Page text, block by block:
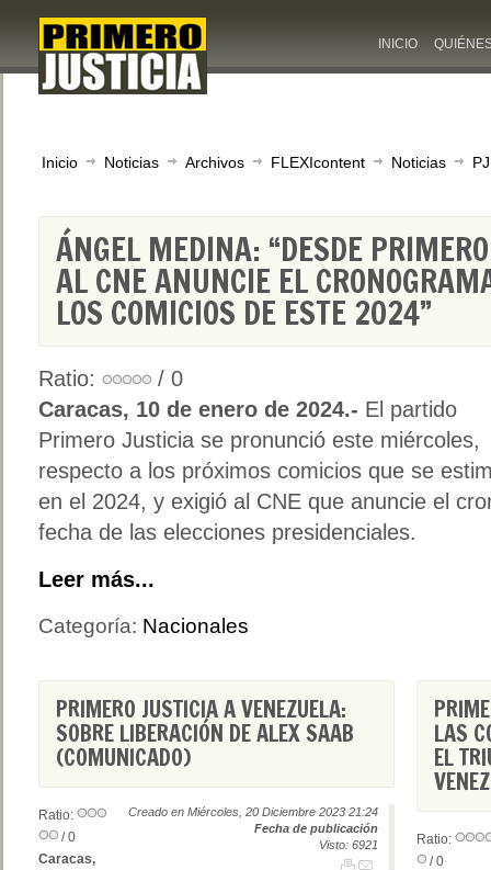
INICIO
Inicio Noticias Archivos FLEXIcontent Noticias
ÁNGEL MEDINA: “DESDE
AL CNE ANUNCIE EL
LOS COMICIOS DE ESTE 2024”
Ratio:
/ 0
Caracas, 10 de enero de 2024.- El partido
Primero Justicia se pronunció este miércoles,
respecto a los próximos comicios que se
en el 2024, y exigió al CNE que anuncie el
fecha de las elecciones presidenciales.
Leer más...
Categoría: Nacionales
PRIMERO JUSTICIA A VENEZUELA:
SOBRE LIBERACIÓN DE ALEX SAAB
(COMUNICADO)
Creado en Miércoles, 20 Diciembre 2023 21:24
Fecha de publicación
Visto: 6921
Ratio:
/ 0
Caracas,
LAS
EL
Ratio:
/ 0